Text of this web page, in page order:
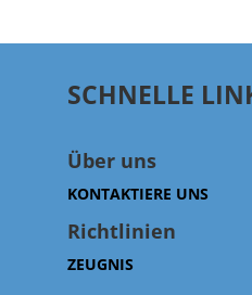
SCHNELLE
Über uns
KONTAKTIERE UNS
Richtlinien
ZEUGNIS